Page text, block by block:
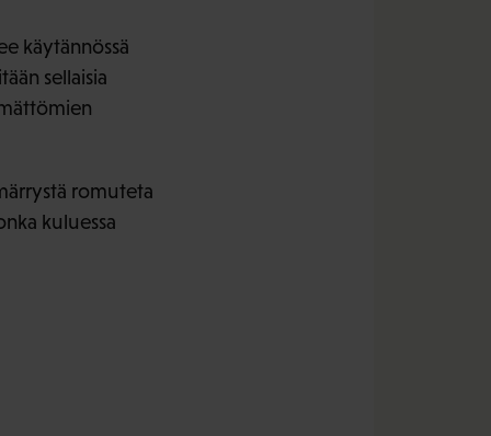
käytännössä
sellaisia
romuteta
kuluessa